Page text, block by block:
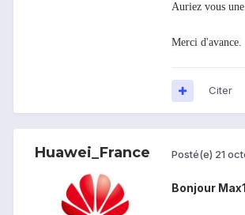
Auriez vous
Merci d'avance.
Citer
Huawei_France Posté(e) 21
Bonjour